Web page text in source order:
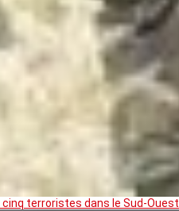
cinq terroristes dans le Sud-Ouest